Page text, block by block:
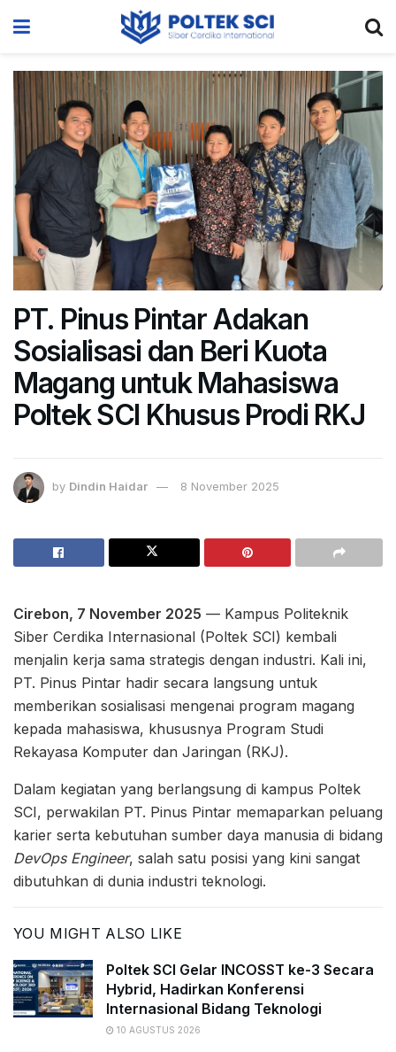
PT. Pinus Pintar Adakan
Sosialisasi dan Beri Kuota
Magang untuk Mahasiswa
Poltek SCI Khusus Prodi RKJ
by Dindin Haidar 8 November 2025
Cirebon, 7 November 2025 — Kampus Politeknik
Siber Cerdika Internasional (Poltek SCI) kembali
menjalin kerja sama strategis dengan industri. Kali ini,
PT. Pinus Pintar hadir secara langsung untuk
memberikan sosialisasi mengenai program magang
kepada mahasiswa, khususnya Program Studi
Rekayasa Komputer dan Jaringan (RKJ).
Dalam kegiatan yang berlangsung di kampus Poltek
SCI, perwakilan PT. Pinus Pintar memaparkan peluang
karier serta kebutuhan sumber daya manusia di bidang
DevOps Engineer, salah satu posisi yang kini sangat
dibutuhkan di dunia industri teknologi.
YOU MIGHT ALSO LIKE
Poltek SCI Gelar INCOSST ke-3 Secara
Hybrid, Hadirkan Konferensi
Internasional Bidang Teknologi
10 AGUSTUS 2026